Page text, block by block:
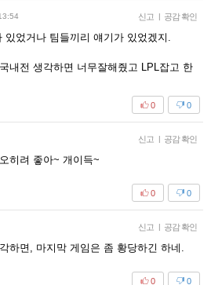
신고 공감 확인
었거나 팀들끼리 얘기가 있었겠지.
내전 생각하면 너무잘해줬고 LPL잡고 한
0
0
신고 공감 확인
히려 좋아~ 개이득~
0
0
신고 공감 확인
하면, 마지막 게임은 좀 황당하긴 하네.
0
0